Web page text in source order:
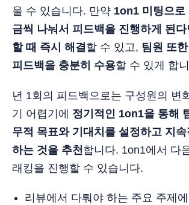
울 수 있습니다. 만약 1on1 미팅으로
금씩 나눠서 피드백을 진행하게 된
할 때 즉시 해결할 수 있고, 팀원 또
피드백을 충분히 수용할 수 있게 합
년 1회의 피드백으로는 구성원의 변
기 어렵기에 정기적인 1on1을 통해
무적 목표와 기대치를 설정하고 지
하는 것을 추천합니다. 1on1에서 다
래킹을 진행할 수 있습니다.
리뷰에서 다뤄야 하는 주요 주제